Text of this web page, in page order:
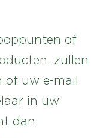
of
zullen
uw e-mail
in uw
dan